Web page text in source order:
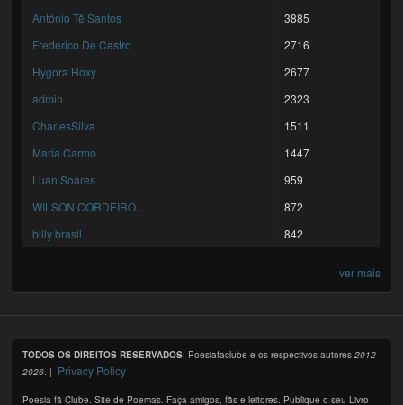
António Tê Santos
3885
Frederico De Castro
2716
Hygora Hoxy
2677
admin
2323
CharlesSilva
1511
Maria Carmo
1447
Luan Soares
959
WILSON CORDEIRO...
872
billy brasil
842
ver mais
TODOS OS DIREITOS RESERVADOS: Poesiafaclube e os respectivos autores2012-
2026. | Privacy Policy
Poesia fã Clube. Site de Poemas. Faça amigos, fãs e leitores. Publique o seu Livro